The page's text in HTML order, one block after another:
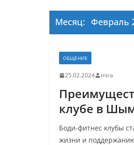
Месяц: Февраль
ОБЩЕНИЕ
25.02.2024 mira
клубе в
Боди-фитнес клубы
жизни и